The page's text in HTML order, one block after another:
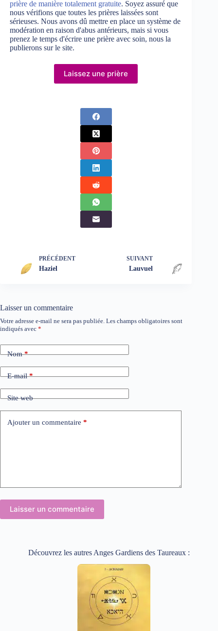
prière de manière totalement gratuite. Soyez assuré que
nous vérifions que toutes les prières laissées sont
sérieuses. Nous avons dû mettre en place un système de
modération en raison d'abus antérieurs, mais si vous
prenez le temps d'écrire une prière avec soin, nous la
publierons sur le site.
Laissez une prière
PRÉCÉDENT
Haziel
SUIVANT
Lauvuel
Laisser un commentaire
Votre adresse e-mail ne sera pas publiée. Les champs obligatoires sont
indiqués avec *
Nom*
E-mail*
Site web
Ajouter un commentaire *
Laisser un commentaire
Découvrez les autres Anges Gardiens des Taureaux :